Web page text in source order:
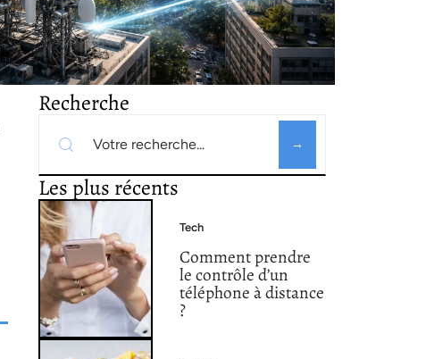
Recherche
Les plus récents
Tech
Comment prendre
le contrôle d’un
téléphone à distance
?